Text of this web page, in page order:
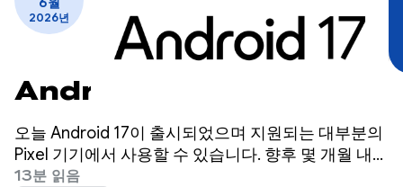
2026년
Android 17 출시
오늘 Android 17이 출시되었으며 지원되는 대부분의
Pixel 기기에서 사용할 수 있습니다. 향후 몇 개월 내에
Android 17을 실행하는 새 기기가 출시될 예정입니
13분 읽음